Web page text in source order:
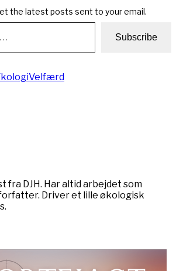
the latest posts sent to your email.
Subscribe
Velfærd
fra DJH. Har altid arbejdet som
Driver et lille økologisk